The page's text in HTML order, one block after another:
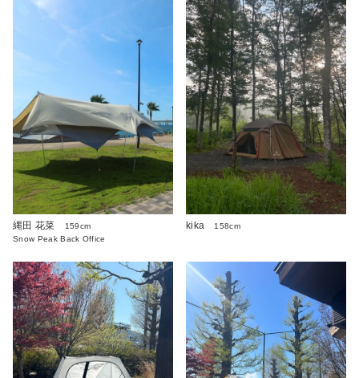
縄田 花菜
159cm
Snow Peak Back Office
kika 158cm